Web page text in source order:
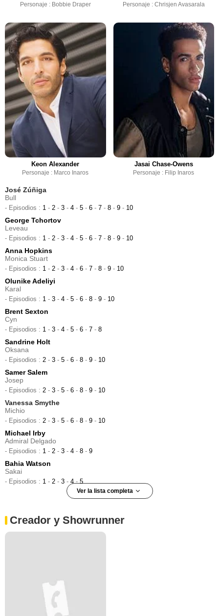
Personaje : Bobbie Draper Personaje : Chrisjen Avasarala
Keon Alexander
Personaje : Marco Inaros
Jasai Chase-Owens
Personaje : Filip Inaros
José Zúñiga
Bull
- Episodios : 1 - 2 - 3 - 4 - 5 - 6 - 7 - 8 - 9 - 10
George Tchortov
Leveau
- Episodios : 1 - 2 - 3 - 4 - 5 - 6 - 7 - 8 - 9 - 10
Anna Hopkins
Monica Stuart
- Episodios : 1 - 2 - 3 - 4 - 6 - 7 - 8 - 9 - 10
Olunike Adeliyi
Karal
- Episodios : 1 - 3 - 4 - 5 - 6 - 8 - 9 - 10
Brent Sexton
Cyn
- Episodios : 1 - 3 - 4 - 5 - 6 - 7 - 8
Sandrine Holt
Oksana
- Episodios : 2 - 3 - 5 - 6 - 8 - 9 - 10
Samer Salem
Josep
- Episodios : 2 - 3 - 5 - 6 - 8 - 9 - 10
Vanessa Smythe
Michio
- Episodios : 2 - 3 - 5 - 6 - 8 - 9 - 10
Michael Irby
Admiral Delgado
- Episodios : 1 - 2 - 3 - 4 - 8 - 9
Bahia Watson
Sakai
- Episodios : 1 - 2 - 3 - 4-5
Ver la lista completa
- Episodios :5-6-7-8-9
Chad L. Coleman
-10
Sugith Varughese
8
Creador y Showrunner